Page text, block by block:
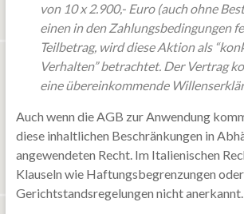
von 10 x 2.900,- Euro (auch ohne
einen in den Zahlungsbedingungen
Teilbetrag, wird diese Aktion als
Verhalten” betrachtet. Der Vertrag
eine übereinkommende
Auch wenn die AGB zur Anwendung
diese inhaltlichen Beschränkungen in
angewendeten Recht. Im Italienischen
Klauseln wie Haftungsbegrenzungen oder
Gerichtstandsregelungen nicht anerkannt.